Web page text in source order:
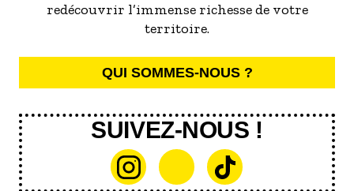
redécouvrir l’immense richesse de votre
territoire.
QUI SOMMES-NOUS ?
SUIVEZ-NOUS !